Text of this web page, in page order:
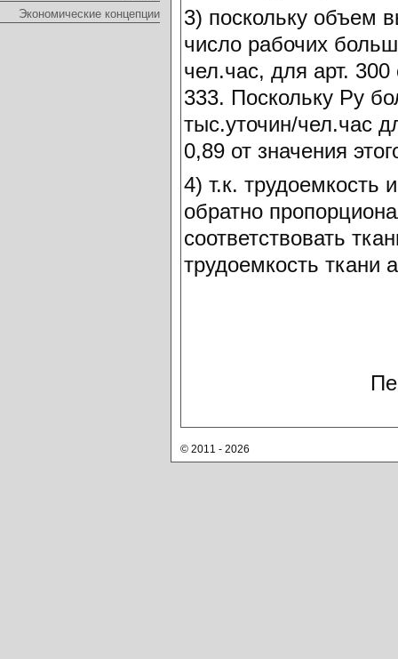
Экономические концепции
3) поскольку объем
число рабочих
чел.час, для арт.
333. Поскольку Ру
тыс.уточин/чел.час
0,89 от значения
4) т.к. трудоемкость
обратно
соответствовать
трудоемкость ткани
© 2011 - 2026